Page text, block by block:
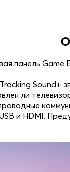
панель
Sound+
ли
и HDMI.